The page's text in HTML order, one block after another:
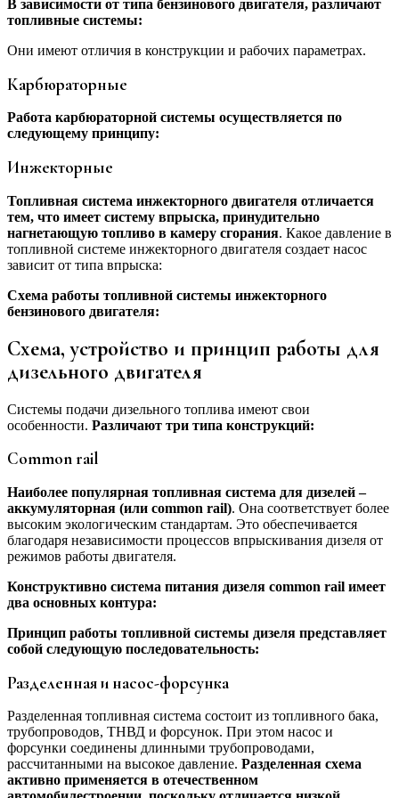
В зависимости от типа бензинового двигателя, различают
топливные системы:
Они имеют отличия в конструкции и рабочих параметрах.
Карбюраторные
Работа карбюраторной системы осуществляется по
следующему принципу:
Инжекторные
Топливная система инжекторного двигателя отличается
тем, что имеет систему впрыска, принудительно
нагнетающую топливо в камеру сгорания. Какое давление в
топливной системе инжекторного двигателя создает насос
зависит от типа впрыска:
Схема работы топливной системы инжекторного
бензинового двигателя:
Схема, устройство и принцип работы для
дизельного двигателя
Системы подачи дизельного топлива имеют свои
особенности. Различают три типа конструкций:
Common rail
Наиболее популярная топливная система для дизелей –
аккумуляторная (или common rail). Она соответствует более
высоким экологическим стандартам. Это обеспечивается
благодаря независимости процессов впрыскивания дизеля от
режимов работы двигателя.
Конструктивно система питания дизеля common rail имеет
два основных контура:
Принцип работы топливной системы дизеля представляет
собой следующую последовательность:
Разделенная и насос-форсунка
Разделенная топливная система состоит из топливного бака,
трубопроводов, ТНВД и форсунок. При этом насос и
форсунки соединены длинными трубопроводами,
рассчитанными на высокое давление. Разделенная схема
активно применяется в отечественном